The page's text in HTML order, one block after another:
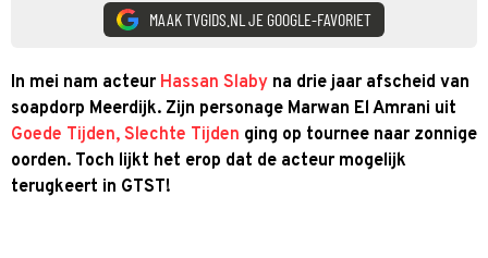
MAAK TVGIDS.NL JE GOOGLE-FAVORIET
In mei nam acteur Hassan Slaby na drie jaar afscheid van
soapdorp Meerdijk. Zijn personage Marwan El Amrani uit
Goede Tijden, Slechte Tijden ging op tournee naar zonnige
oorden. Toch lijkt het erop dat de acteur mogelijk
terugkeert in GTST!